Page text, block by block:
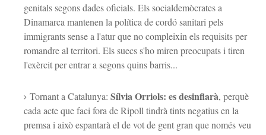
genitals segons dades oficials. Els socialdemòcrates a
Dinamarca mantenen la política de cordó sanitari pels
immigrants sense a l'atur que no compleixin els requisits per
romandre al territori. Els suecs s'ho miren preocupats i tiren
l'exèrcit per entrar a segons quins barris...
Tornant a Catalunya: Sílvia Orriols: es desinflarà, perquè
cada acte que faci fora de Ripoll tindrà tints negatius en la
premsa i això espantarà el de vot de gent gran que només veu